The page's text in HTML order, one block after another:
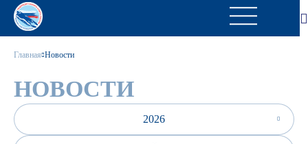
Главная Новости
НОВОСТИ
2026